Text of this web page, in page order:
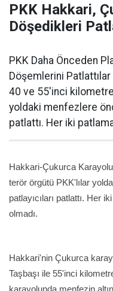
PKK Hakkari,
Döşedikleri
PKK Daha Önceden
Döşemlerini
40 ve 55'inci
yoldaki menfezlere
patlattı. Her iki
Hakkari-Çukurca
terör örgütü PKK'lılar
patlayıcıları patlattı. Her
olmadı.
Hakkari'nin Çukurca
Taşbaşı ile 55'inci
karayolunda menfezin